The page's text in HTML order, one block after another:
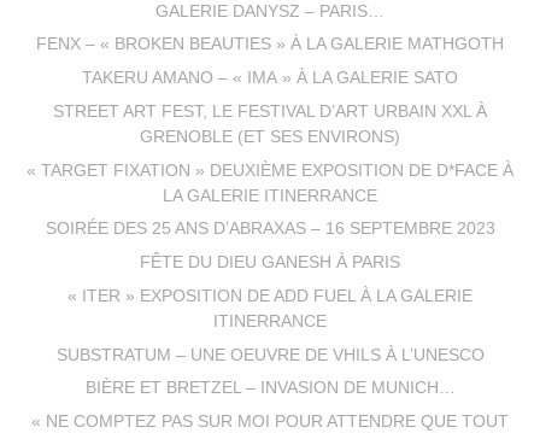
GALERIE DANYSZ – PARIS…
FENX – « BROKEN BEAUTIES » À LA GALERIE MATHGOTH
TAKERU AMANO – « IMA » À LA GALERIE SATO
STREET ART FEST, LE FESTIVAL D’ART URBAIN XXL À
GRENOBLE (ET SES ENVIRONS)
« TARGET FIXATION » DEUXIÈME EXPOSITION DE D*FACE À
LA GALERIE ITINERRANCE
SOIRÉE DES 25 ANS D’ABRAXAS – 16 SEPTEMBRE 2023
FÊTE DU DIEU GANESH À PARIS
« ITER » EXPOSITION DE ADD FUEL À LA GALERIE
ITINERRANCE
SUBSTRATUM – UNE OEUVRE DE VHILS À L’UNESCO
BIÈRE ET BRETZEL – INVASION DE MUNICH…
« NE COMPTEZ PAS SUR MOI POUR ATTENDRE QUE TOUT